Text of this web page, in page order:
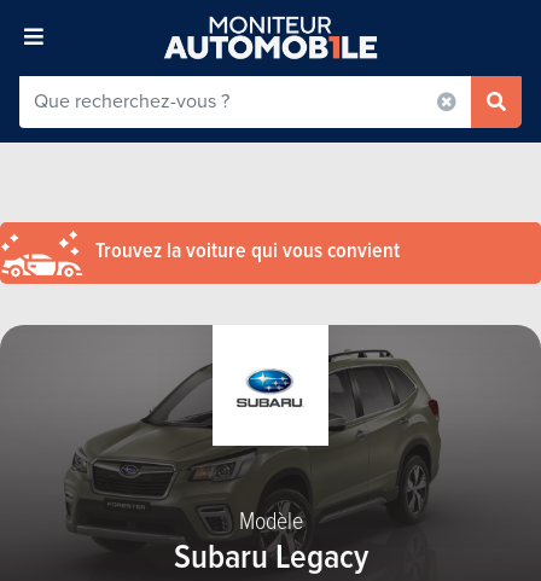
Trouvez la voiture qui vous convient
Modèle
Subaru Legacy